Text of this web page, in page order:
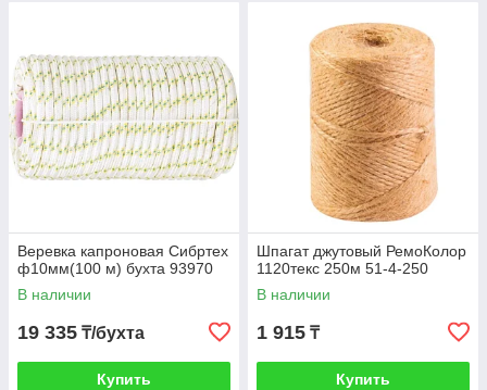
Веревка капроновая Сибртех
ф10мм(100 м) бухта 93970
В наличии
19 335 ₸/бухта
Купить
Шпагат джутовый РемоКолор
1120текс 250м 51-4-250
В наличии
1 915 ₸
Купить